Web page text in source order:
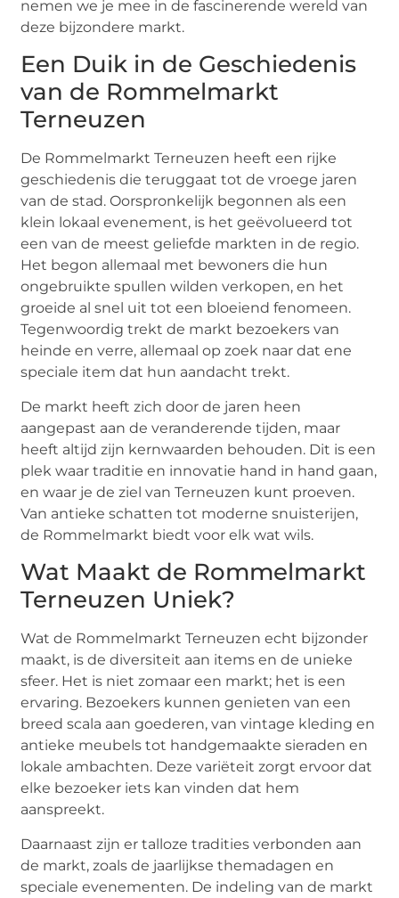
nemen we je mee in de fascinerende wereld van
deze bijzondere markt.
Een Duik in de Geschiedenis
van de Rommelmarkt
Terneuzen
De Rommelmarkt Terneuzen heeft een rijke
geschiedenis die teruggaat tot de vroege jaren
van de stad. Oorspronkelijk begonnen als een
klein lokaal evenement, is het geëvolueerd tot
een van de meest geliefde markten in de regio.
Het begon allemaal met bewoners die hun
ongebruikte spullen wilden verkopen, en het
groeide al snel uit tot een bloeiend fenomeen.
Tegenwoordig trekt de markt bezoekers van
heinde en verre, allemaal op zoek naar dat ene
speciale item dat hun aandacht trekt.
De markt heeft zich door de jaren heen
aangepast aan de veranderende tijden, maar
heeft altijd zijn kernwaarden behouden. Dit is een
plek waar traditie en innovatie hand in hand gaan,
en waar je de ziel van Terneuzen kunt proeven.
Van antieke schatten tot moderne snuisterijen,
de Rommelmarkt biedt voor elk wat wils.
Wat Maakt de Rommelmarkt
Terneuzen Uniek?
Wat de Rommelmarkt Terneuzen echt bijzonder
maakt, is de diversiteit aan items en de unieke
sfeer. Het is niet zomaar een markt; het is een
ervaring. Bezoekers kunnen genieten van een
breed scala aan goederen, van vintage kleding en
antieke meubels tot handgemaakte sieraden en
lokale ambachten. Deze variëteit zorgt ervoor dat
elke bezoeker iets kan vinden dat hem
aanspreekt.
Daarnaast zijn er talloze tradities verbonden aan
de markt, zoals de jaarlijkse themadagen en
speciale evenementen. De indeling van de markt